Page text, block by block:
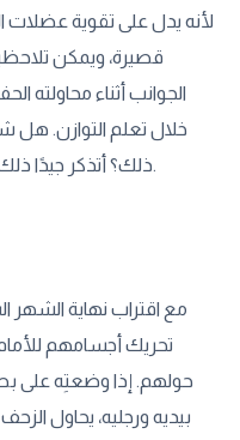
لأنه يدل على تقوية عضلات
قصيرة، ويمكن
الجوانب أثناء محاولته
خلال تعلم التوازن.
ذلك؟ أتذكر جيدًا ذلك الشعور المليء بالدهشة والسعادة.
مع اقتراب نهاية الشهر
تحريك أجسامهم
حولهم. إذا وضعتِه على
بيديه ورجليه، يحاول